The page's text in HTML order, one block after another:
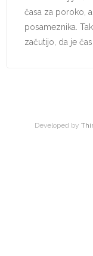
časa za poroko,
posameznika.
začutijo, da je
Developed by